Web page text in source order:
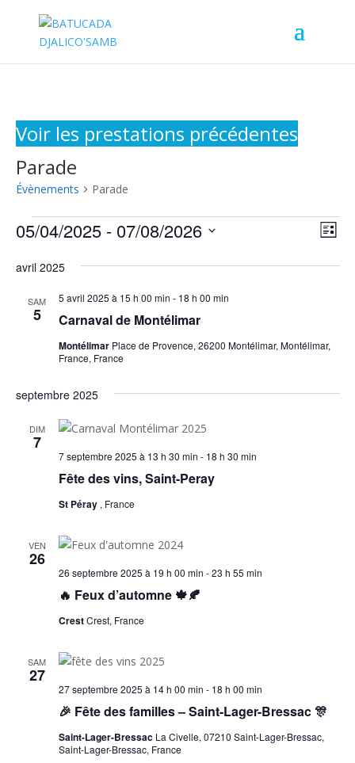
Voir les prestations précédentes
Parade
Évènements Parade
Évènements
de
Liste
05/04/2025 - 07/08/2026
une
avril 2025
SAM
5 Carnaval de Montélimar
5 avril 2025 à 15 h 00 min - 18 h 00 min
Montélimar Place de Provence, 26200 Montélimar, Montélimar,
France, France
septembre 2025
DIM
7
Fête des vins, Saint-Peray
7 septembre 2025 à 13 h 30 min - 18 h 30 min
St Péray , France
VEN
26
🔥 Feux d’automne 🍁🍂
26 septembre 2025 à 19 h 00 min -23 h 55 min
CrestCrest, France
SAM
27
🎉 Fête des familles – Saint-Lager-Bressac 🎊
27 septembre 2025 à 14 h 00 min - 18 h 00 min
Saint-Lager-Bressac La Civelle, 07210 Saint-Lager-Bressac,
Saint-Lager-Bressac, France